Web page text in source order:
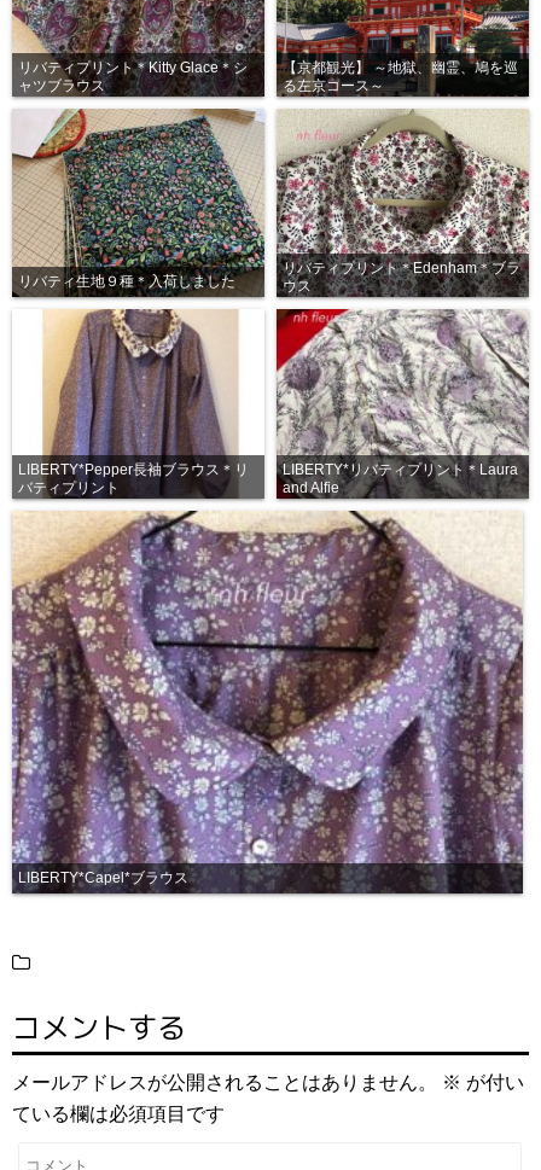
リバティプリント＊Kitty Glace＊シ
ャツブラウス
【京都観光】 ～地獄、幽霊、鳩を巡
る左京コース～
リバティ生地９種＊入荷しました
リバティプリント＊Edenham＊ブラ
ウス
LIBERTY*Pepper長袖ブラウス＊リ
バティプリント
LIBERTY*リバティプリント＊Laura
and Alfie
LIBERTY*Capel*ブラウス
コメントする
メールアドレスが公開されることはありません。 ※ が付い
ている欄は必須項目です